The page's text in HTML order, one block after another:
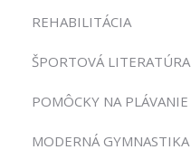
REHABILITÁCIA
ŠPORTOVÁ LITERATÚRA
POMÔCKY NA PLÁVANIE
MODERNÁ GYMNASTIKA